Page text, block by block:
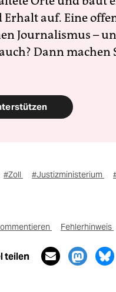
Erhalt auf. Eine
Journalismus –
Dann
#Zoll #Justizministerium
Fehlerhinweis
teilen